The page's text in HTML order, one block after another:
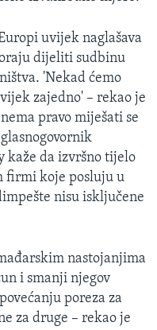
uvijek naglašava
dijeliti sudbinu
'Nekad ćemo
zajedno' – rekao je
pravo miješati se
kaže da izvršno tijelo
firmi koje posluju u
nisu isključene
nastojanjima
i smanji njegov
poreza za
za druge – rekao je